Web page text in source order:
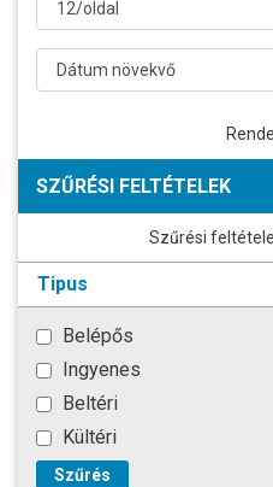
SZŰRÉSI FELTÉTELEK
Szűrési
Tipus
Belépős
Ingyenes
Beltéri
Kültéri
Szűrés